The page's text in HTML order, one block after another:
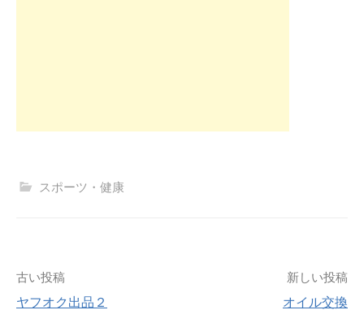
スポーツ・健康
投
古い投稿
ヤフオク出品２
新しい投稿
オイル交換